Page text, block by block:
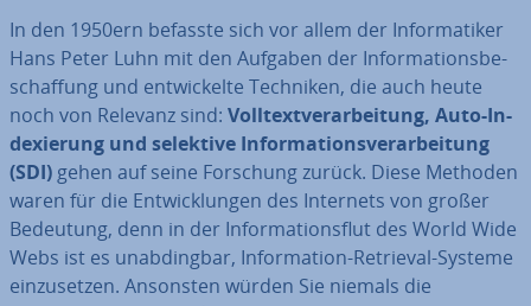
In den 1950ern befasste sich vor allem der In­for­ma­ti­ker
Hans Peter Luhn mit den Aufgaben der In­for­ma­ti­ons­be­
schaf­fung und ent­wi­ckel­te Techniken, die auch heute
noch von Relevanz sind: Voll­text­ver­ar­bei­tung, Auto-In­
de­xie­rung und selektive In­for­ma­ti­ons­ver­ar­bei­tung
(SDI) gehen auf seine Forschung zurück. Diese Methoden
waren für die Ent­wick­lun­gen des Internets von großer
Bedeutung, denn in der In­for­ma­ti­ons­flut des World Wide
Webs ist es un­ab­ding­bar, In­for­ma­ti­on-Retrieval-Systeme
ein­zu­set­zen. Ansonsten würden Sie niemals die